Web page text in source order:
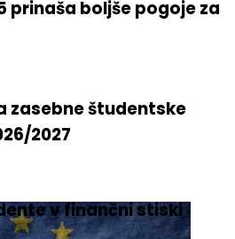
prinaša boljše pogoje za
zasebne študentske
2027
v finančni stiski